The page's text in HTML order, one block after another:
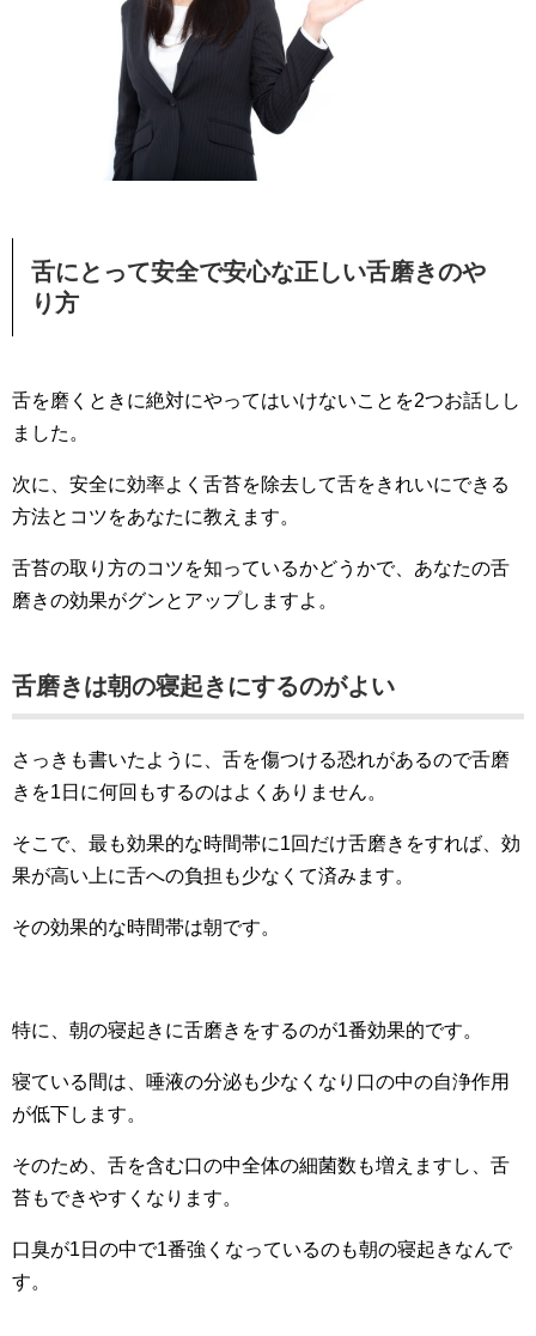
舌にとって安全で安心な正しい舌磨きのや
り方
舌を磨くときに絶対にやってはいけないことを2つお話しし
ました。
次に、安全に効率よく舌苔を除去して舌をきれいにできる
方法とコツをあなたに教えます。
舌苔の取り方のコツを知っているかどうかで、あなたの舌
磨きの効果がグンとアップしますよ。
舌磨きは朝の寝起きにするのがよい
さっきも書いたように、舌を傷つける恐れがあるので舌磨
きを1日に何回もするのはよくありません。
そこで、最も効果的な時間帯に1回だけ舌磨きをすれば、効
果が高い上に舌への負担も少なくて済みます。
その効果的な時間帯は朝です。
特に、朝の寝起きに舌磨きをするのが1番効果的です。
寝ている間は、唾液の分泌も少なくなり口の中の自浄作用
が低下します。
そのため、舌を含む口の中全体の細菌数も増えますし、舌
苔もできやすくなります。
口臭が1日の中で1番強くなっているのも朝の寝起きなんで
す。